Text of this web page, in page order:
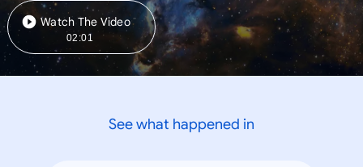
Watch The Video
02:01
See what happened in